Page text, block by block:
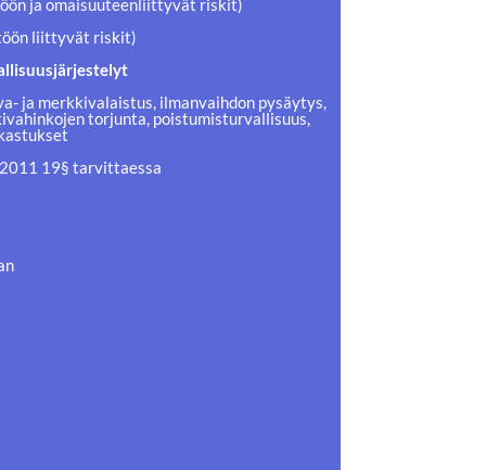
ja omaisuuteenliittyvät riskit)
liittyvät riskit)
ja merkkivalaistus, ilmanvaihdon pysäytys,
torjunta, poistumisturvallisuus,
19§ tarvittaessa